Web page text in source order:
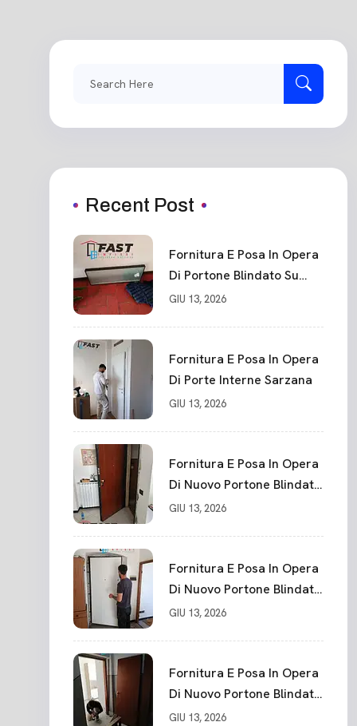
Recent Post
Fornitura E Posa In Opera
Di Portone Blindato Su
Misura In PVC, Panello
Punti La Spezia
GIU 13, 2026
Fornitura E Posa In Opera
Di Porte Interne Sarzana
GIU 13, 2026
Fornitura E Posa In Opera
Di Nuovo Portone Blindato
La Spezia
GIU 13, 2026
Fornitura E Posa In Opera
Di Nuovo Portone Blindato
Classe 3 Sicurezza
GIU 13, 2026
Fornitura E Posa In Opera
Di Nuovo Portone Blindato
Ceparana
GIU 13, 2026